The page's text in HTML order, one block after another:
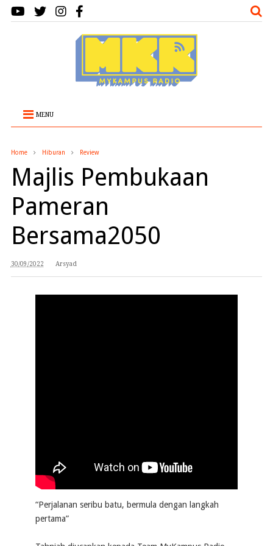
MENU
Home Hiburan Review
Majlis Pembukaan
Pameran
Bersama2050
30/09/2022 Arsyad
“Perjalanan seribu batu, bermula dengan langkah
pertama”